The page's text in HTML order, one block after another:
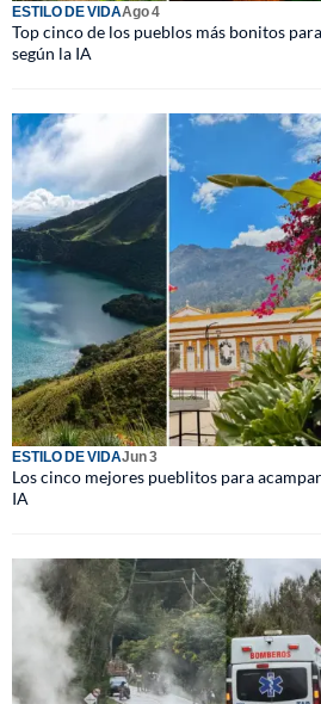
ESTILO DE VIDAAgo 4
Top cinco de los pueblos más bonitos
según la IA
ESTILO DE VIDAJun 3
Los cinco mejores pueblitos para
IA